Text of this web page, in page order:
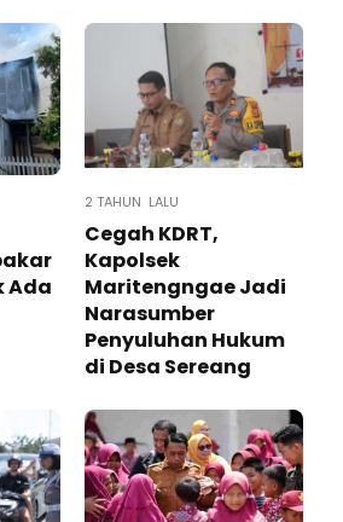
Ada
2 TAHUN LALU
Cegah KDRT,
Kapolsek
Maritengngae Jadi
Narasumber
Penyuluhan Hukum
di Desa Sereang